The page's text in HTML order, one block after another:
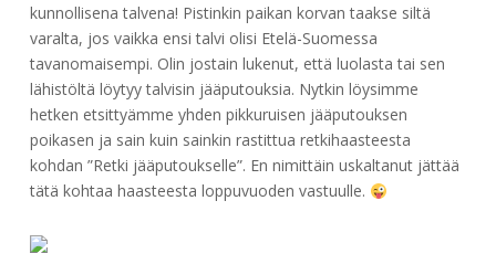
kunnollisena talvena! Pistinkin paikan korvan taakse siltä
varalta, jos vaikka ensi talvi olisi Etelä-Suomessa
tavanomaisempi. Olin jostain lukenut, että luolasta tai sen
lähistöltä löytyy talvisin jääputouksia. Nytkin löysimme
hetken etsittyämme yhden pikkuruisen jääputouksen
poikasen ja sain kuin sainkin rastittua retkihaasteesta
kohdan ”Retki jääputoukselle”. En nimittäin uskaltanut jättää
tätä kohtaa haasteesta loppuvuoden vastuulle.